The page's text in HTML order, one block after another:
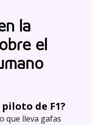
la
el
de F1?
que lleva gafas